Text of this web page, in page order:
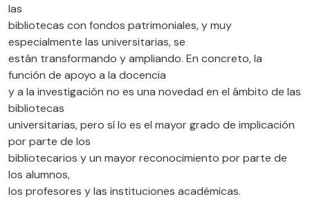
las
bibliotecas con fondos patrimoniales, y muy
especialmente las universitarias, se
están transformando y ampliando. En concreto, la
función de apoyo a la docencia
y a la investigación no es una novedad en el ámbito de las
bibliotecas
universitarias, pero sí lo es el mayor grado de implicación
por parte de los
bibliotecarios y un mayor reconocimiento por parte de
los alumnos,
los profesores y las instituciones académicas.